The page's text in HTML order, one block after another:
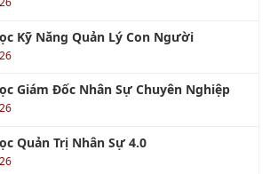
Giám Đốc Nhân Sự Chuyên Nghiệp
Quản Trị Nhân Sự 4.0
Hành Chính Nhân Sự Chuyên Nghiệp